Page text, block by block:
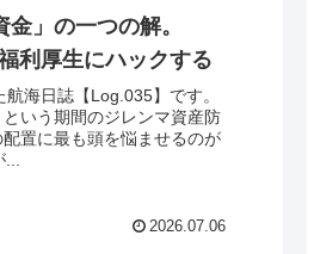
」の一つの解。
利厚生にハックする
海日誌【Log.035】です。
いう期間のジレンマ資産防
置に最も頭を悩ませるのが
2026.07.06